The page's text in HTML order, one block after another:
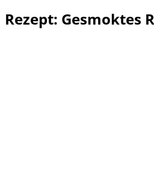
Rezept: Gesmoktes